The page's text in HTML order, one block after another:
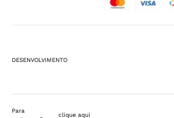
DESENVOLVIMENTO
Para
clique aqui